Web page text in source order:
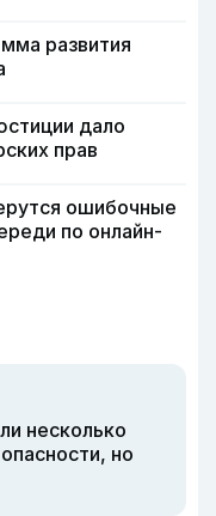
развития
дало
прав
ошибочные
по онлайн-
несколько
но